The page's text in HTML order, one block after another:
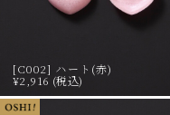
[C002] ハート(赤)
¥2,916 (税込)